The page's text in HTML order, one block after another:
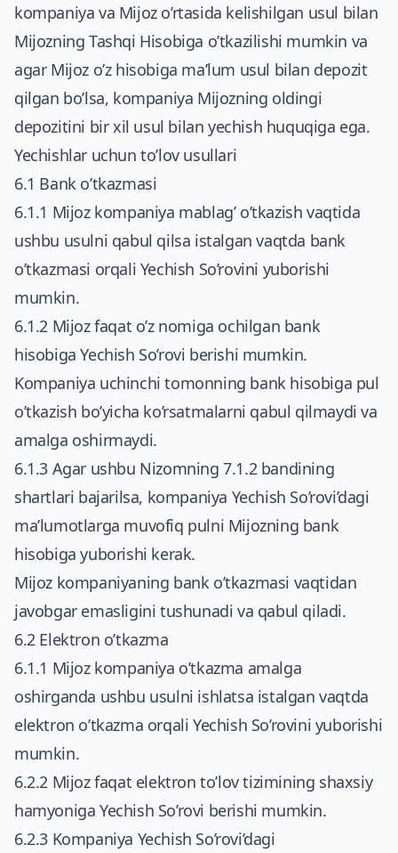
kompaniya va Mijoz o’rtasida kelishilgan usul bilan
Mijozning Tashqi Hisobiga o’tkazilishi mumkin va
agar Mijoz o’z hisobiga ma’lum usul bilan depozit
qilgan bo’lsa, kompaniya Mijozning oldingi
depozitini bir xil usul bilan yechish huquqiga ega.
Yechishlar uchun to’lov usullari
6.1 Bank o’tkazmasi
6.1.1 Mijoz kompaniya mablag’ o’tkazish vaqtida
ushbu usulni qabul qilsa istalgan vaqtda bank
o’tkazmasi orqali Yechish So’rovini yuborishi
mumkin.
6.1.2 Mijoz faqat o’z nomiga ochilgan bank
hisobiga Yechish So’rovi berishi mumkin.
Kompaniya uchinchi tomonning bank hisobiga pul
o’tkazish bo’yicha ko’rsatmalarni qabul qilmaydi va
amalga oshirmaydi.
6.1.3 Agar ushbu Nizomning 7.1.2 bandining
shartlari bajarilsa, kompaniya Yechish So’rovi’dagi
ma’lumotlarga muvofiq pulni Mijozning bank
hisobiga yuborishi kerak.
Mijoz kompaniyaning bank o’tkazmasi vaqtidan
javobgar emasligini tushunadi va qabul qiladi.
6.2 Elektron o’tkazma
6.1.1 Mijoz kompaniya o’tkazma amalga
oshirganda ushbu usulni ishlatsa istalgan vaqtda
elektron o’tkazma orqali Yechish So’rovini yuborishi
mumkin.
6.2.2 Mijoz faqat elektron to’lov tizimining shaxsiy
hamyoniga Yechish So’rovi berishi mumkin.
6.2.3 Kompaniya Yechish So’rovi’dagi